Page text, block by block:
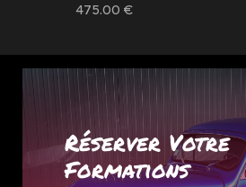
475.00 €
Réserver Votre
Formations